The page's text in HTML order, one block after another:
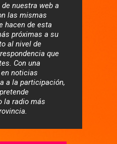
nuestra web a
las mismas
hacen de esta
próximas a su
al nivel de
que
Con una
noticias
a la participación,
la radio más